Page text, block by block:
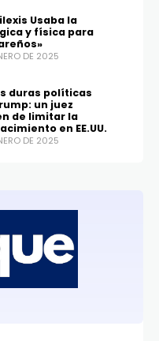
Usaba la
y física para
DE 2025
duras políticas
un juez
de limitar la
en EE.UU.
DE 2025